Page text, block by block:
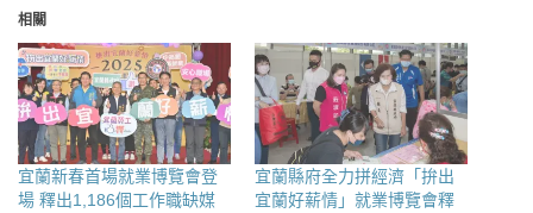
相關
宜蘭新春首場就業博覽會登
場 釋出1,186個工作職缺媒
宜蘭縣府全力拼經濟「拚出
宜蘭好薪情」就業博覽會釋